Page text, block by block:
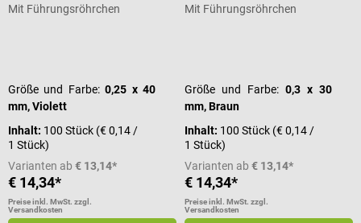
Mit Führungsröhrchen
Größe und Farbe: 0,25 x 40
mm, Violett
Inhalt: 100 Stück (€ 0,14 /
1 Stück)
Varianten ab € 13,14*
€ 14,34*
Preise inkl. MwSt. zzgl.
Versandkosten
Mit Führungsröhrchen
Größe und Farbe:0,3 x 30
mm, Braun
Inhalt: 100 Stück (€ 0,14 /
1 Stück)
Varianten ab € 13,14*
€ 14,34*
Preise inkl. MwSt. zzgl.
Versandkosten